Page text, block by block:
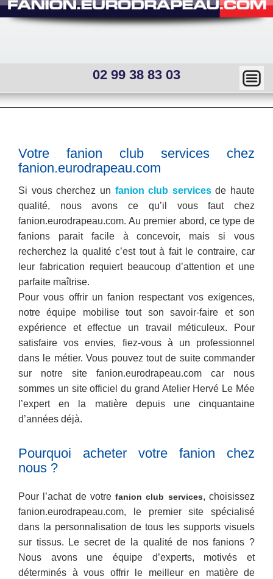
02 99 38 83 03
Ma
squ
me
nu
Sous
menu
Votre fanion club services chez
fanion.eurodrapeau.com
Si vous cherchez un fanion club servicesde haute
qualité, nous avons ce qu’il vous faut chez
fanion.eurodrapeau.com. Au premier abord, ce type de
fanions parait facile à concevoir, mais si vous
recherchez la qualité c’est tout à fait le contraire, car
leur fabrication requiert beaucoup d’attention et une
parfaite maîtrise.
Pour vous offrir un fanion respectant vos exigences,
notre équipe mobilise tout son savoir-faire et son
expérience et effectue un travail méticuleux. Pour
satisfaire vos envies, fiez-vous à un professionnel
dans le métier. Vous pouvez tout de suite commander
sur notre site fanion.eurodrapeau.com car nous
sommes un site officiel du grand Atelier Hervé Le Mée
l’expert en la matière depuis une cinquantaine
d’années déjà.
Pourquoi acheter votre fanion chez
nous ?
Pour l’achat de votrefanion club services, choisissez
fanion.eurodrapeau.com, le premier site spécialisé
dans la personnalisation de tous les supports visuels
sur tissus. Le secret de la qualité de nos fanions ?
Nous avons une équipe d’experts, motivés et
déterminés à vous offrir le meilleur en matière de